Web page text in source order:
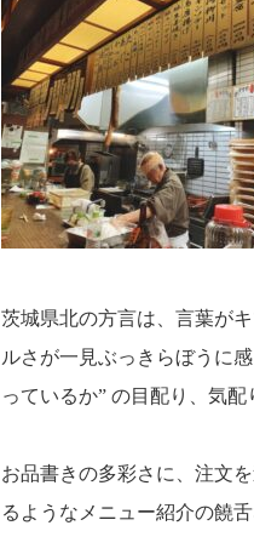
茨城県北の方言は、言葉が
ルさが一見ぶっきらぼうに
っているか” の目配り、気
お品書きの多彩さに、注文
るようなメニュー紹介の饒舌